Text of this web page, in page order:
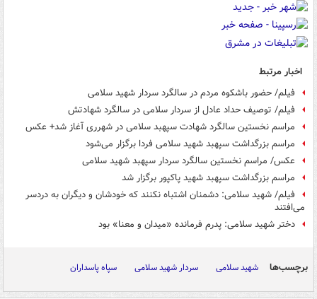
اخبار مرتبط
فیلم/ حضور باشکوه مردم در سالگرد سردار شهید سلامی
فیلم/ توصیف حداد عادل از سردار سلامی در سالگرد شهادتش
مراسم نخستین سالگرد شهادت سپهبد سلامی در شهرری آغاز شد+ عکس
مراسم بزرگداشت سپهبد شهید سلامی فردا برگزار می‌شود
عکس/ مراسم نخستین سالگرد سردار سپهبد شهید سلامی
مراسم بزرگداشت سپهبد شهید پاکپور برگزار شد
فیلم/ شهید سلامی: دشمنان اشتباه نکنند که خودشان و دیگران به دردسر
می‌افتند
دختر شهید سلامی: پدرم فرمانده «میدان و معنا» بود
برچسب‌ها شهید سلامی سردار شهید سلامی سپاه پاسداران